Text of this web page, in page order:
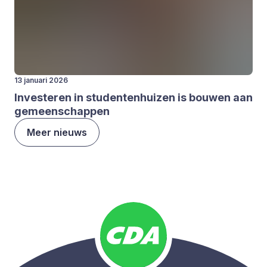
13 januari 2026
Inves­te­ren in stu­den­ten­hui­zen is bou­wen aan
gemeen­schap­pen
Meer nieuws